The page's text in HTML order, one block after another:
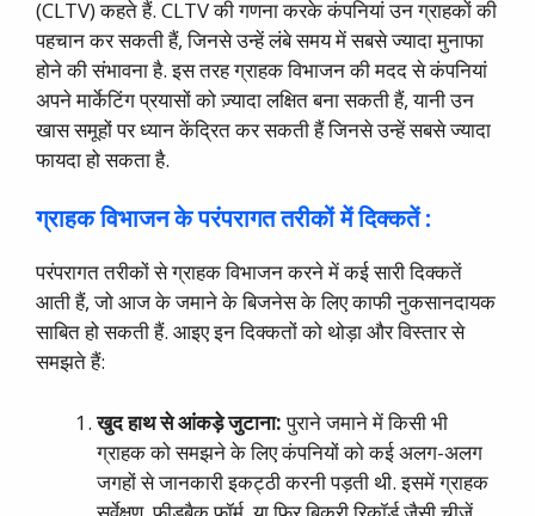
(CLTV) कहते हैं. CLTV की गणना करके कंपनियां उन ग्राहकों की
पहचान कर सकती हैं, जिनसे उन्हें लंबे समय में सबसे ज्यादा मुनाफा
होने की संभावना है. इस तरह ग्राहक विभाजन की मदद से कंपनियां
अपने मार्केटिंग प्रयासों को ज़्यादा लक्षित बना सकती हैं, यानी उन
खास समूहों पर ध्यान केंद्रित कर सकती हैं जिनसे उन्हें सबसे ज्यादा
फायदा हो सकता है.
ग्राहकविभाजनकेपरंपरागततरीकोंमेंदिक्कतें :
परंपरागत तरीकों से ग्राहक विभाजन करने में कई सारी दिक्कतें
आती हैं, जो आज के जमाने के बिजनेस के लिए काफी नुकसानदायक
साबित हो सकती हैं. आइए इन दिक्कतों को थोड़ा और विस्तार से
समझते हैं:
खुदहाथसेआंकड़ेजुटाना:पुराने जमाने में किसी भी
ग्राहक को समझने के लिए कंपनियों को कई अलग-अलग
जगहों से जानकारी इकट्ठी करनी पड़ती थी. इसमें ग्राहक